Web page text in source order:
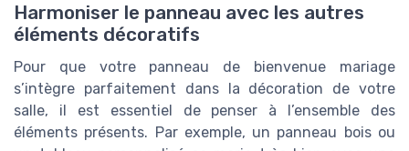
Harmoniser le panneau avec les autres
éléments décoratifs
Pour que votre panneau de bienvenue mariage
s’intègre parfaitement dans la décoration de votre
salle, il est essentiel de penser à l’ensemble des
éléments présents. Par exemple, un panneau bois ou